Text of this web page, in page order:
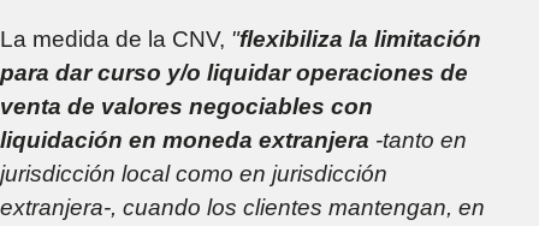
La medida de la CNV, "flexibiliza la limitación
para dar curso y/o liquidar operaciones de
venta de valores negociables con
liquidación en moneda extranjera -tanto en
jurisdicción local como en jurisdicción
extranjera-, cuando los clientes mantengan, en